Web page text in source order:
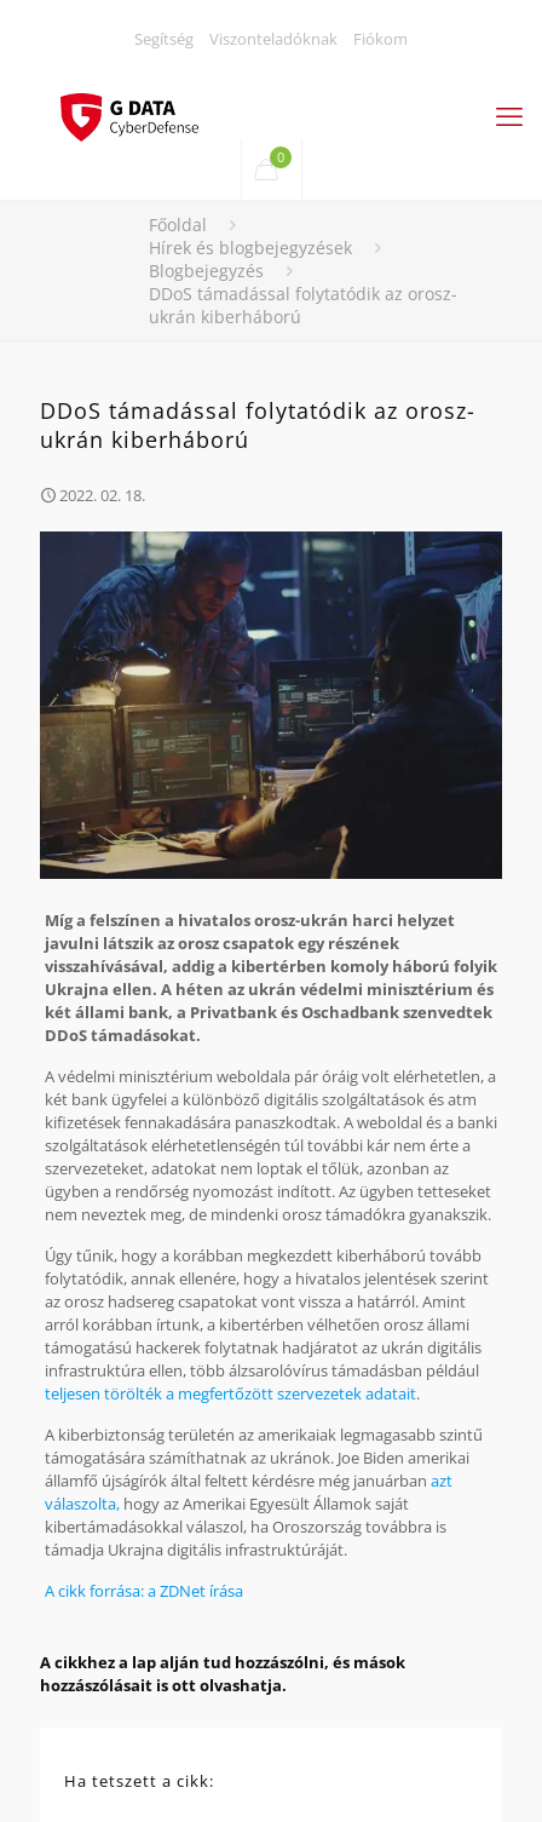
Segítség Viszonteladóknak Fiókom
0
Főoldal
Hírek és blogbejegyzések
Blogbejegyzés
DDoS támadással folytatódik az orosz-
ukrán kiberháború
DDoS támadással folytatódik az orosz-
ukrán kiberháború
2022. 02. 18.
Míg a felszínen a hivatalos orosz-ukrán harci helyzet
javulni látszik az orosz csapatok egy részének
visszahívásával, addig a kibertérben komoly háború folyik
Ukrajna ellen. A héten az ukrán védelmi minisztérium és
két állami bank, a Privatbank és Oschadbank szenvedtek
DDoS támadásokat.
A védelmi minisztérium weboldala pár óráig volt elérhetetlen, a
két bank ügyfelei a különböző digitális szolgáltatások és atm
kifizetések fennakadására panaszkodtak. A weboldal és a banki
szolgáltatások elérhetetlenségén túl további kár nem érte a
szervezeteket, adatokat nem loptak el tőlük, azonban az
ügyben a rendőrség nyomozást indított. Az ügyben tetteseket
nem neveztek meg, de mindenki orosz támadókra gyanakszik.
Úgy tűnik, hogy a korábban megkezdett kiberháború tovább
folytatódik, annak ellenére, hogy a hivatalos jelentések szerint
az orosz hadsereg csapatokat vont vissza a határról. Amint
arról korábban írtunk, a kibertérben vélhetően orosz állami
támogatású hackerek folytatnak hadjáratot az ukrán digitális
infrastruktúra ellen, több álzsarolóvírus támadásban például
teljesen törölték a megfertőzött szervezetek adatait.
A kiberbiztonság területén az amerikaiak legmagasabb szintű
támogatására számíthatnak az ukránok. Joe Biden amerikai
államfő újságírók által feltett kérdésre még januárban azt
válaszolta,hogy az Amerikai Egyesült Államok saját
kibertámadásokkal válaszol, ha Oroszország továbbra is
támadja Ukrajna digitális infrastruktúráját.
A cikk forrása: a ZDNet írása
A cikkhez a lap alján tud hozzászólni, és mások
hozzászólásait is ott olvashatja.
Ha tetszett a cikk: